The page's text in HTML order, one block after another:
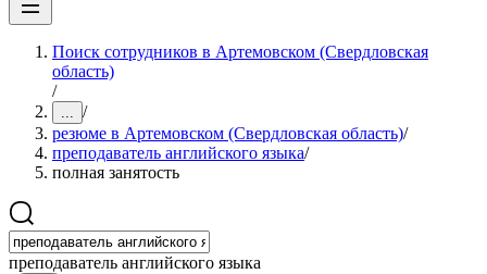
Поиск сотрудников в Артемовском (Свердловская
область)
/
... /
резюме в Артемовском (Свердловская область)/
преподаватель английского языка/
полная занятость
преподаватель английского языка